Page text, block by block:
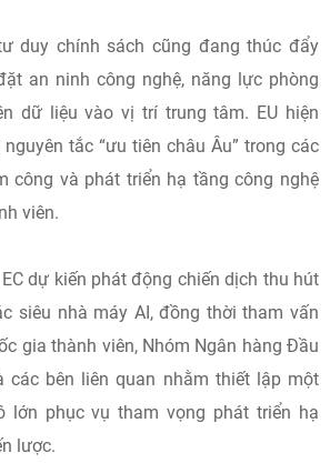
duy chính sách cũng đang thúc đẩy
an ninh công nghệ, năng lực phòng
dữ liệu vào vị trí trung tâm. EU hiện
tắc “ưu tiên châu Âu” trong các
công và phát triển hạ tầng công nghệ
viên.
dự kiến phát động chiến dịch thu hút
siêu nhà máy AI, đồng thời tham vấn
gia thành viên, Nhóm Ngân hàng Đầu
các bên liên quan nhằm thiết lập một
lớn phục vụ tham vọng phát triển hạ
lược.